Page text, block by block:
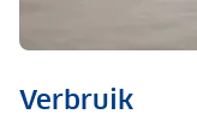
Verbruik